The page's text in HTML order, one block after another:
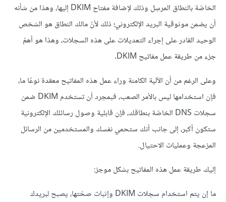
الخاصّة بالنطاق المرسِل وذلك لإضافة مفتاح DKIM إليها، وهذا من شأنه
أن يضمن موثوقية البريد الإلكتروني؛ ذلك لأنّ مالك النطاق هو الشخص
الوحيد القادر على إجراء التعديلات على هذه السجلات، وهذا هو أهمّ
جزء من طريقة عمل مفاتيح DKIM.
وعلى الرغم من أن الآلية الكامنة وراء عمل هذه المفاتيح معقدة نوعًا ما،
فإن استخدامها ليس بالأمر الصعب، فبمجرد أن تستخدم DKIM ضمن
سجلات DNS الخاصّة بنطاقك، فإن قابلية وصول رسائلك الإلكترونية
ستكون أكبر، إلى جانب أنك ستحمي نفسك والمستخدمين من الرسائل
المزعجة وعمليات الاحتيال.
إليك طريقة عمل هذه المفاتيح بشكل موجز:
ما إن يتم استخدام سجلات DKIM وإثبات صحّتها، يصبح لبريدك